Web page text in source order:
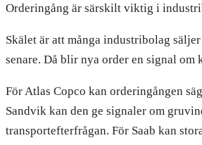
Orderingång är särskilt viktig i
Skälet är att många industribolag
senare. Då blir nya order en signal
För Atlas Copco kan orderingången
Sandvik kan den ge signaler om
transportefterfrågan. För Saab kan